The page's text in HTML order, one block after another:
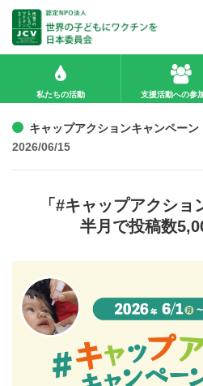
私たちの活動 支援活動への参
キャップアクションキャンペーン
2026/06/15
「#キャップアクシ
半月で投稿数